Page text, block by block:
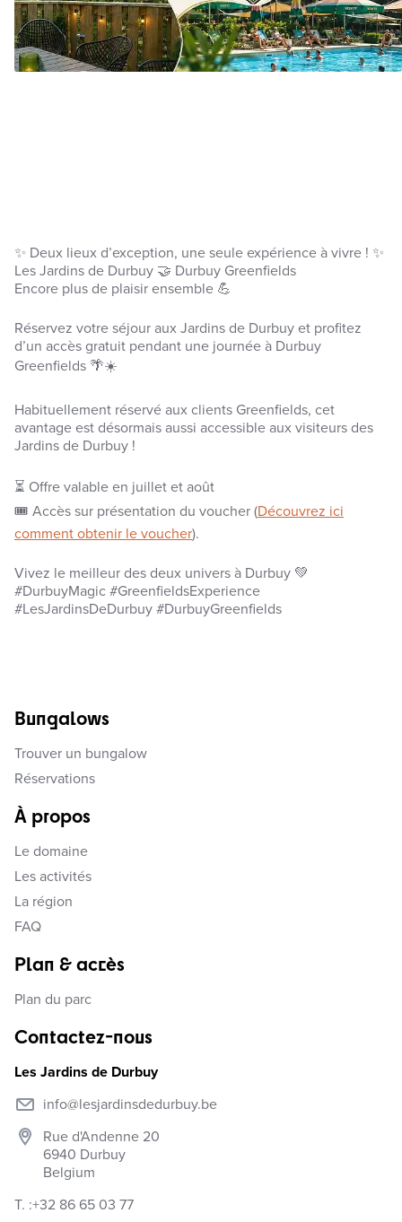
✨ Deux lieux d’exception, une seule expérience à vivre ! ✨
Les Jardins de Durbuy 🤝 Durbuy Greenfields
Encore plus de plaisir ensemble 💪
Réservez votre séjour aux Jardins de Durbuy et profitez
d’un accès gratuit pendant une journée à Durbuy
Greenfields 🌴☀️
Habituellement réservé aux clients Greenfields, cet
avantage est désormais aussi accessible aux visiteurs des
Jardins de Durbuy !
⏳ Offre valable en juillet et août
🎟️ Accès sur présentation du voucher (Découvrez ici
comment obtenir le voucher).
Vivez le meilleur des deux univers à Durbuy 💚
#DurbuyMagic #GreenfieldsExperience
#LesJardinsDeDurbuy #DurbuyGreenfields
Bungalows
Trouver un bungalow
Réservations
À propos
Le domaine
Les activités
La région
FAQ
Plan & accès
Plan du parc
Contactez-nous
Les Jardins de Durbuy
info@lesjardinsdedurbuy.be
Rue d'Andenne 20
6940 Durbuy
Belgium
T. :+32 86 65 03 77